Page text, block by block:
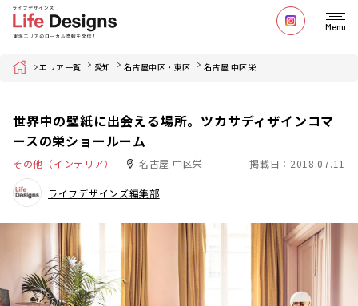
Menu
Home エリア一覧 愛知 名古屋中区・東区 名古屋 中区栄
世界中の壁紙に出会える場所。ツカサディザインコマ
ースの栄ショールーム
その他（インテリア） 名古屋 中区栄 掲載日：2018.07.11
ライフデザインズ編集部